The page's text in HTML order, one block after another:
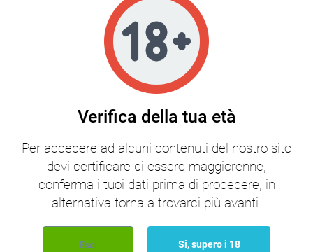
4,10 €Tasse incluse
favorite_border
15,10 €Tasse incluse
tutti i prodotti
Verifica della tua età
Per accedere ad alcuni contenuti del nostro sito
devi certificare di essere maggiorenne,
conferma i tuoi dati prima di procedere, in
alternativa torna a trovarci più avanti.
Esci Si, supero i 18